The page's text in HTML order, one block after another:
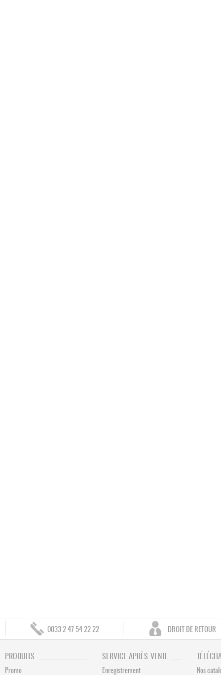
0033 2 47 54 22 22 DROIT DE RETOUR
PRODUITS
Promo
SERVICE APRÈS-VENTE
Enregistrement Nos